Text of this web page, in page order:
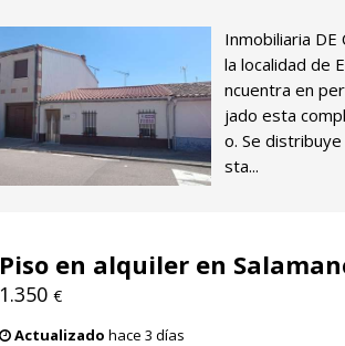
Inmobiliaria DE
la localidad de
ncuentra en
jado esta
o. Se
sta...
Piso en alquiler en
1.350 €
Actualizado hace 3 días